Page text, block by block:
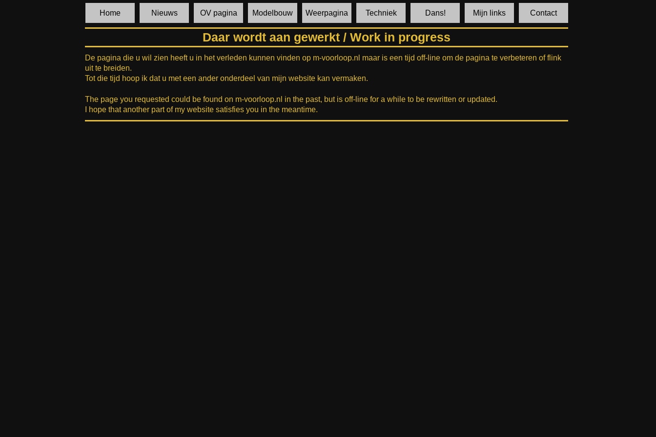
Home Nieuws OV pagina Modelbouw Weerpagina Techniek Dans! Mijn links Contact
Daar wordt aan gewerkt / Work in progress
De pagina die u wil zien heeft u in het verleden kunnen vinden op m-voorloop.nl maar is een tijd off-line om de pagina te verbeteren of flink
uit te breiden.
Tot die tijd hoop ik dat u met een ander onderdeel van mijn website kan vermaken.
The page you requested could be found on m-voorloop.nl in the past, but is off-line for a while to be rewritten or updated.
I hope that another part of my website satisfies you in the meantime.